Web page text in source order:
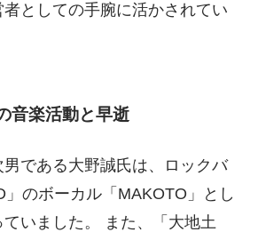
としての手腕に活かされてい
音楽活動と早逝
である大野誠氏は、ロックバ
」のボーカル「MAKOTO」とし
いました。 また、「大地土